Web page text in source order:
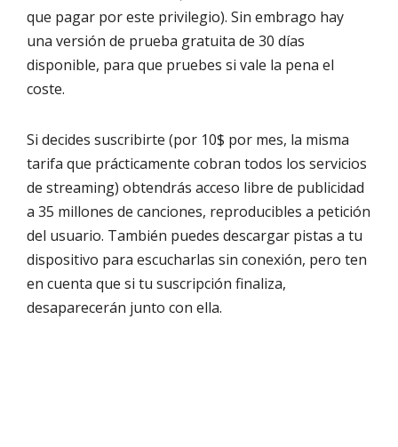
que pagar por este privilegio). Sin embrago hay
una versión de prueba gratuita de 30 días
disponible, para que pruebes si vale la pena el
coste.
Si decides suscribirte (por 10$ por mes, la misma
tarifa que prácticamente cobran todos los servicios
de streaming) obtendrás acceso libre de publicidad
a 35 millones de canciones, reproducibles a petición
del usuario. También puedes descargar pistas a tu
dispositivo para escucharlas sin conexión, pero ten
en cuenta que si tu suscripción finaliza,
desaparecerán junto con ella.